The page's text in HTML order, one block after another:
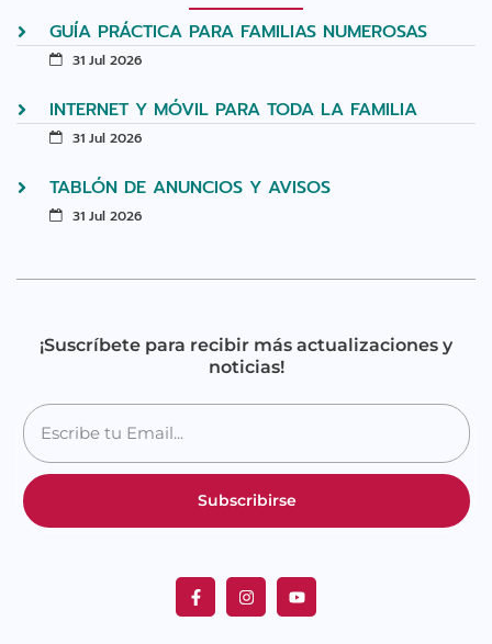
GUÍA PRÁCTICA PARA FAMILIAS NUMEROSAS
31 Jul 2026
INTERNET Y MÓVIL PARA TODA LA FAMILIA
31 Jul 2026
TABLÓN DE ANUNCIOS Y AVISOS
31 Jul 2026
¡Suscríbete para recibir más actualizaciones y
noticias!
Subscribirse